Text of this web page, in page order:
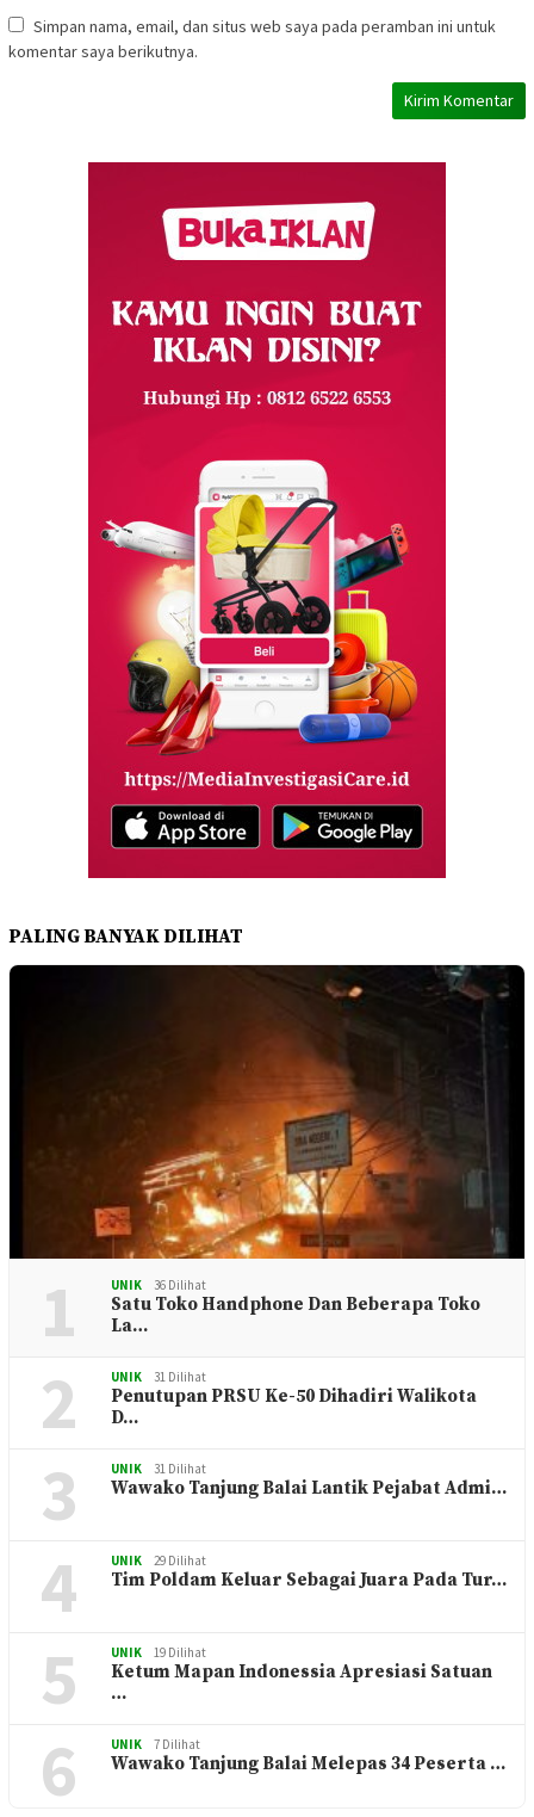
Simpan nama, email, dan situs web saya pada peramban ini untuk
komentar saya berikutnya.
PALING BANYAK DILIHAT
1 UNIK 36 Dilihat
Satu Toko Handphone Dan Beberapa Toko
La…
2 UNIK 31 Dilihat
Penutupan PRSU Ke-50 Dihadiri Walikota
D…
3 UNIK 31 Dilihat
Wawako Tanjung Balai Lantik Pejabat Admi…
4 UNIK 29 Dilihat
Tim Poldam Keluar Sebagai Juara Pada Tur…
5 UNIK 19 Dilihat
Ketum Mapan Indonessia Apresiasi Satuan
…
6 UNIK 7 Dilihat
Wawako Tanjung Balai Melepas 34 Peserta …